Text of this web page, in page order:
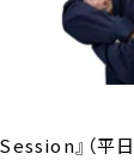
』（平